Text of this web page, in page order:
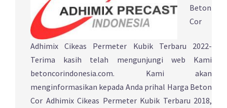
Beton
Cor
Adhimix Cikeas Permeter Kubik Terbaru 2022-
Terima kasih telah mengunjungi web Kami
betoncorindonesia.com. Kami akan
menginformasikan kepada Anda prihal Harga Beton
Cor Adhimix Cikeas Permeter Kubik Terbaru 2018,